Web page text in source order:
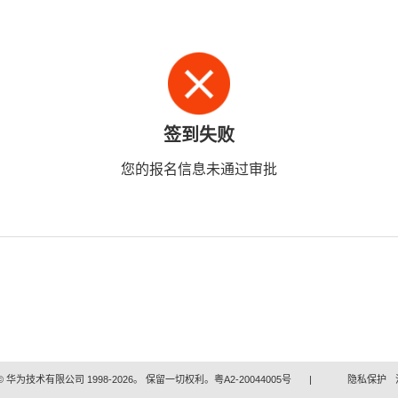
签到失败
您的报名信息未通过审批
华为技术有限公司 1998-2026。 保留一切权利。粤A2-20044005号 | 隐私保护